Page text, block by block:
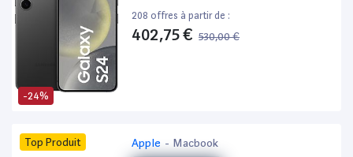
-24%
208 offres à partir de :
402,75 € 530,00 €
Top Produit Apple - Macbook